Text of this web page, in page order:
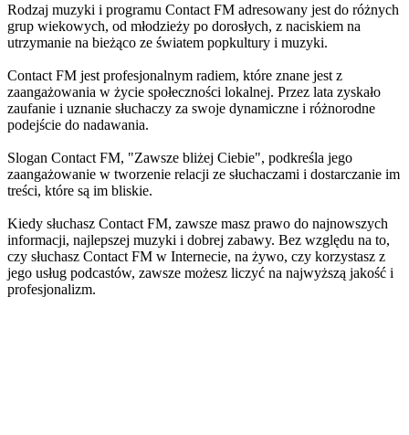
Rodzaj muzyki i programu Contact FM adresowany jest do różnych
grup wiekowych, od młodzieży po dorosłych, z naciskiem na
utrzymanie na bieżąco ze światem popkultury i muzyki.
Contact FM jest profesjonalnym radiem, które znane jest z
zaangażowania w życie społeczności lokalnej. Przez lata zyskało
zaufanie i uznanie słuchaczy za swoje dynamiczne i różnorodne
podejście do nadawania.
Slogan Contact FM, "Zawsze bliżej Ciebie", podkreśla jego
zaangażowanie w tworzenie relacji ze słuchaczami i dostarczanie im
treści, które są im bliskie.
Kiedy słuchasz Contact FM, zawsze masz prawo do najnowszych
informacji, najlepszej muzyki i dobrej zabawy. Bez względu na to,
czy słuchasz Contact FM w Internecie, na żywo, czy korzystasz z
jego usług podcastów, zawsze możesz liczyć na najwyższą jakość i
profesjonalizm.